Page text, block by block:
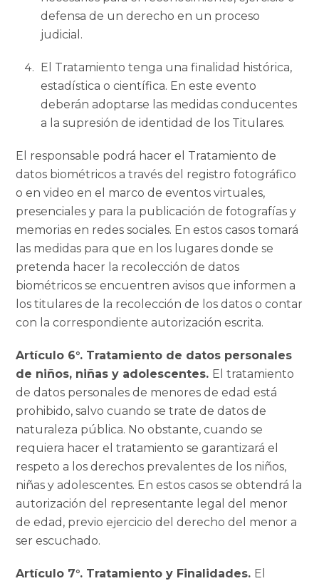
defensa de un derecho en un proceso
judicial.
El Tratamiento tenga una finalidad histórica,
estadística o científica. En este evento
deberán adoptarse las medidas conducentes
a la supresión de identidad de los Titulares.
El responsable podrá hacer el Tratamiento de
datos biométricos a través del registro fotográfico
o en video en el marco de eventos virtuales,
presenciales y para la publicación de fotografías y
memorias en redes sociales. En estos casos tomará
las medidas para que en los lugares donde se
pretenda hacer la recolección de datos
biométricos se encuentren avisos que informen a
los titulares de la recolección de los datos o contar
con la correspondiente autorización escrita.
Artículo 6°. Tratamiento de datos personales
de niños, niñas y adolescentes. El tratamiento
de datos personales de menores de edad está
prohibido, salvo cuando se trate de datos de
naturaleza pública. No obstante, cuando se
requiera hacer el tratamiento se garantizará el
respeto a los derechos prevalentes de los niños,
niñas y adolescentes. En estos casos se obtendrá la
autorización del representante legal del menor
de edad, previo ejercicio del derecho del menor a
ser escuchado.
Artículo 7°. Tratamiento y Finalidades. El